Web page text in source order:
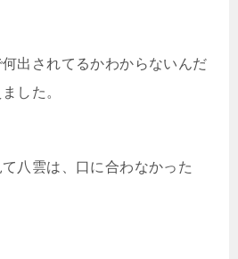
出されてるかわからないんだ
した。
八雲は、口に合わなかった